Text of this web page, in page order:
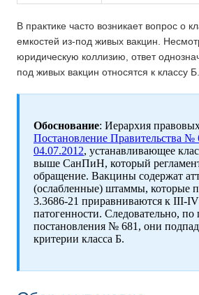
В практике часто возникает вопрос о
емкостей из-под живых вакцин.
юридическую коллизию, ответ
под живых вакцин относятся к классу Б.
Обоснование: Иерархия
Постановление Правительства №
04.07.2012, устанавливающее
выше СанПиН, который
обращение. Вакцины содержат
(ослабленные) штаммы, которые
3.3686-21 приравниваются к III-
патогенности. Следовательно, по
постановления № 681, они
критерии класса Б.